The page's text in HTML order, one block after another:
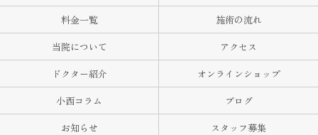
料金一覧
施術の流れ
当院について
アクセス
ドクター紹介
オンラインショップ
小西コラム
ブログ
お知らせ
スタッフ募集